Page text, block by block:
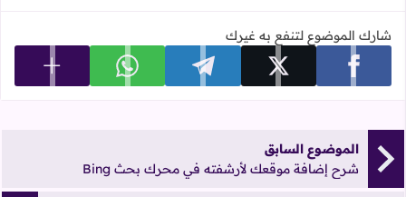
شارك الموضوع لتنفع به غيرك
شارك على facebook شارك على x شارك على telegram شارك على whatsapp عرض
الموضوع السابق
شرح إضافة موقعك لأرشفته في محرك بحث Bing